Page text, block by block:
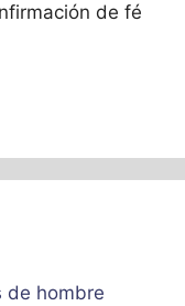
de fé
de hombre